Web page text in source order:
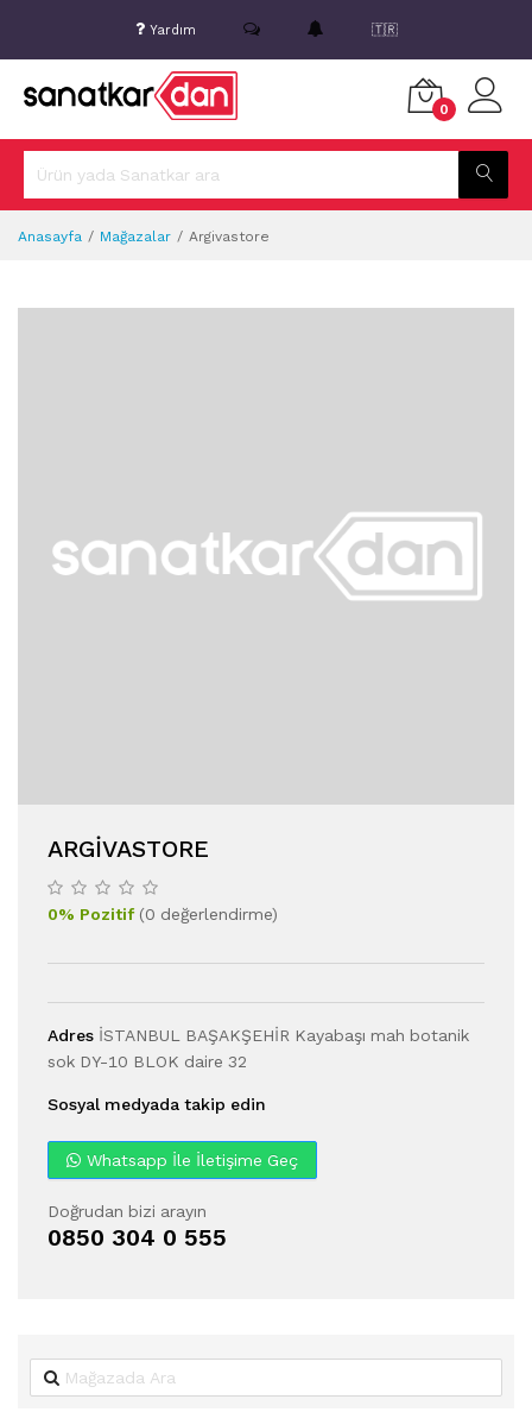
Yardım 🇹🇷
0
Anasayfa Mağazalar Argivastore
ARGIVASTORE
0% Pozitif(0 değerlendirme)
Adres İSTANBUL BAŞAKŞEHİR Kayabaşı mah botanik
sok DY-10 BLOK daire 32
Sosyal medyada takip edin
Whatsapp İle İletişime Geç
Doğrudan bizi arayın
0850 304 0 555